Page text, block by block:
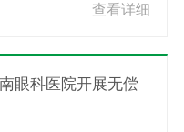
查看详细
眼科医院开展无偿